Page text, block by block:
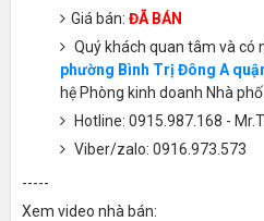
Giá bán: ĐÃ BÁN
Quý khách quan tâm và có
phường Bình Trị Đông A
hệ Phòng kinh doanh Nhà phố
Hotline: 0915.987.168 -
Viber/zalo: 0916.973.573
-----
Xem video nhà bán: